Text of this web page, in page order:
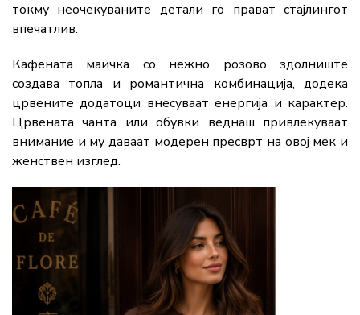
токму неочекуваните детали го прават стајлингот
впечатлив.
Кафената маичка со нежно розово здолниште
создава топла и романтична комбинација, додека
црвените додатоци внесуваат енергија и карактер.
Црвената чанта или обувки веднаш привлекуваат
внимание и му даваат модерен пресврт на овој мек и
женствен изглед.